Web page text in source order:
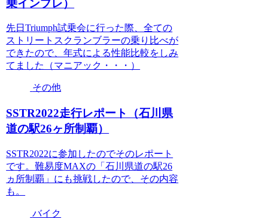
乗インプレ）
先日Triumph試乗会に行った際、全ての
ストリートスクランブラーの乗り比べが
できたので、年式による性能比較をしみ
てました（マニアック・・・）
その他
SSTR2022走行レポート（石川県
道の駅26ヶ所制覇）
SSTR2022に参加したのでそのレポート
です。難易度MAXの「石川県道の駅26
ヵ所制覇」にも挑戦したので、その内容
も。
バイク